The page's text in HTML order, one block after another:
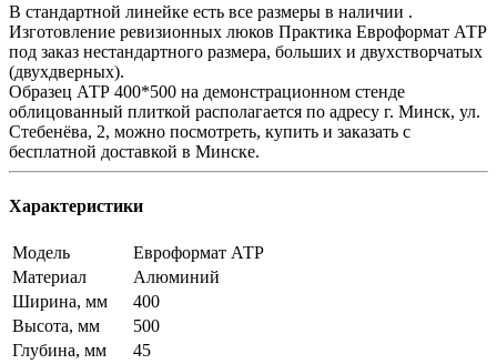
В стандартной линейке есть все размеры в наличии .
Изготовление ревизионных люков Практика Евроформат АТР
под заказ нестандартного размера, больших и двухстворчатых
(двухдверных).
Образец АТР 400*500 на демонстрационном стенде
облицованный плиткой располагается по адресу г. Минск, ул.
Стебенёва, 2, можно посмотреть, купить и заказать с
бесплатной доставкой в Минске.
Характеристики
Модель
Евроформат АТР
Материал
Алюминий
Ширина, мм
400
Высота, мм
500
Глубина, мм
45